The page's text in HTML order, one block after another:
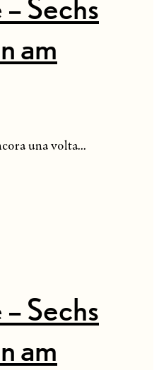
Sechs
am
una volta...
Sechs
am